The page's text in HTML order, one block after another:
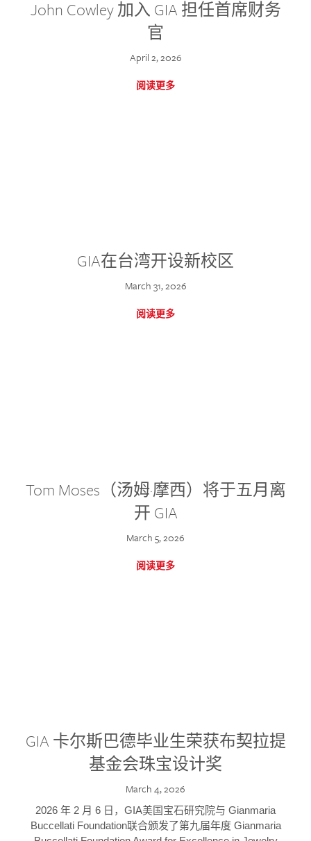
John Cowley 加入 GIA 担任首席财务
官
April 2, 2026
阅读更多
GIA在台湾开设新校区
March 31, 2026
阅读更多
Tom Moses（汤姆·摩西）将于五月离
开 GIA
March 5, 2026
阅读更多
GIA 卡尔斯巴德毕业生荣获布契拉提
基金会珠宝设计奖
March 4, 2026
2026 年 2 月 6 日，GIA美国宝石研究院与 Gianmaria
Buccellati Foundation联合颁发了第九届年度 Gianmaria